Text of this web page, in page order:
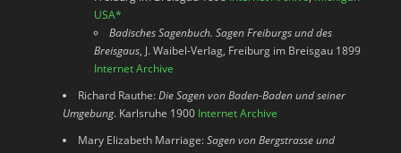
USA*
Badisches Sagenbuch. Sagen Freiburgs und des
Breisgaus, J. Waibel-Verlag, Freiburg im Breisgau 1899
Internet Archive
Richard Rauthe:Die Sagen von Baden-Baden und seiner
Umgebung. Karlsruhe 1900 Internet Archive
Mary Elizabeth Marriage:Sagen von Bergstrasse und